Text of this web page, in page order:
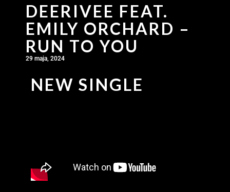
DEERIVEE FEAT.
EMILY ORCHARD –
RUN TO YOU
29 maja, 2024
NEW SINGLE